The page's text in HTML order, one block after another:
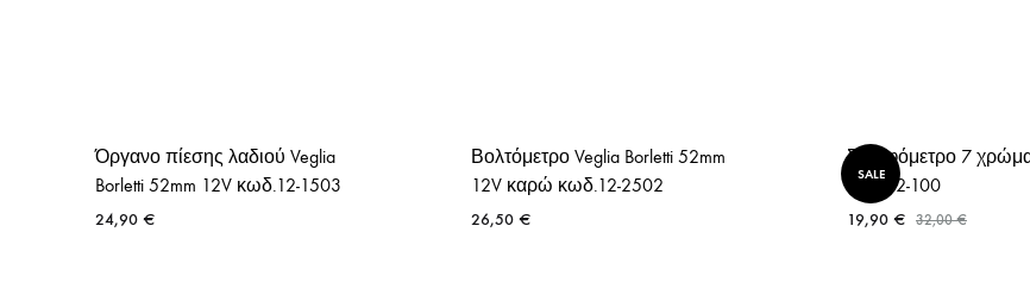
Όργανο πίεσης λαδιού Veglia
Borletti 52mm 12V κωδ.12-1503
24,90 €
Βολτόμετρο Veglia Borletti 52mm
12V καρώ κωδ.12-2502
26,50 €
SALE
Στροφόμετρο 7
κωδ.12-100
19,90 € 32,00€